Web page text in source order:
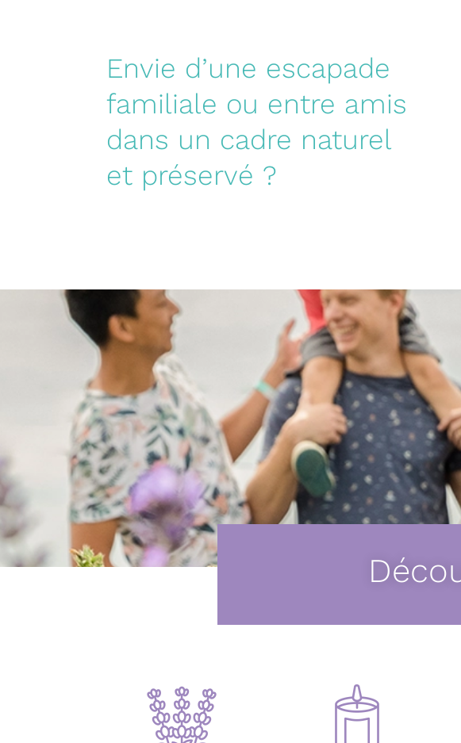
Envie d’une escapade
familiale ou entre amis
dans un cadre naturel
et préservé ?